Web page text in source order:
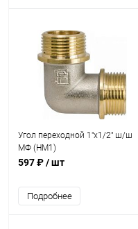
Угол переходной 1"х1/2" ш/ш
МФ (НМ1)
597 ₽/ шт
Подробнее